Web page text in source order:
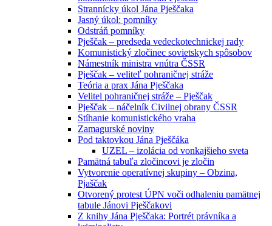
Strannícky úkol Jána Pješčaka
Jasný úkol: pomníky
Odstráň pomníky
Pješčak – predseda vedeckotechnickej rady
Komunistický zločinec sovietskych spôsobov
Námestník ministra vnútra ČSSR
Pješčak – veliteľ pohraničnej stráže
Teória a prax Jána Pješčaka
Velitel pohraničnej stráže – Pješčak
Pješčak – náčelník Civilnej obrany ČSSR
Stíhanie komunistického vraha
Zamagurské noviny
Pod taktovkou Jána Pješčáka
UZEL – izolácia od vonkajšieho sveta
Pamätná tabuľa zločincovi je zločin
Vytvorenie operatívnej skupiny – Obzina,
Pjaščak
Otvorený protest ÚPN voči odhaleniu pamätnej
tabule Jánovi Pješčakovi
Z knihy Jána Pješčaka: Portrét právníka a